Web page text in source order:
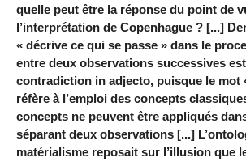
quelle peut être la réponse du point de
l’interprétation de Copenhague ? [...]
« décrive ce qui se passe » dans le
entre deux observations successives
contradiction in adjecto, puisque le mot
réfère à l’emploi des concepts
concepts ne peuvent être appliqués
séparant deux observations [...]
matérialisme reposait sur l’illusion que